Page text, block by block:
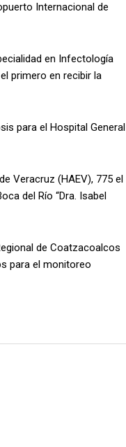
Internacional de
en Infectología
primero en recibir la
para el Hospital General
Veracruz (HAEV), 775 el
del Río “Dra. Isabel
de Coatzacoalcos
para el monitoreo